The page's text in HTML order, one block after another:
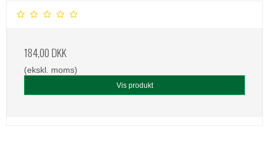
184,00 DKK
(ekskl. moms)
Vis produkt